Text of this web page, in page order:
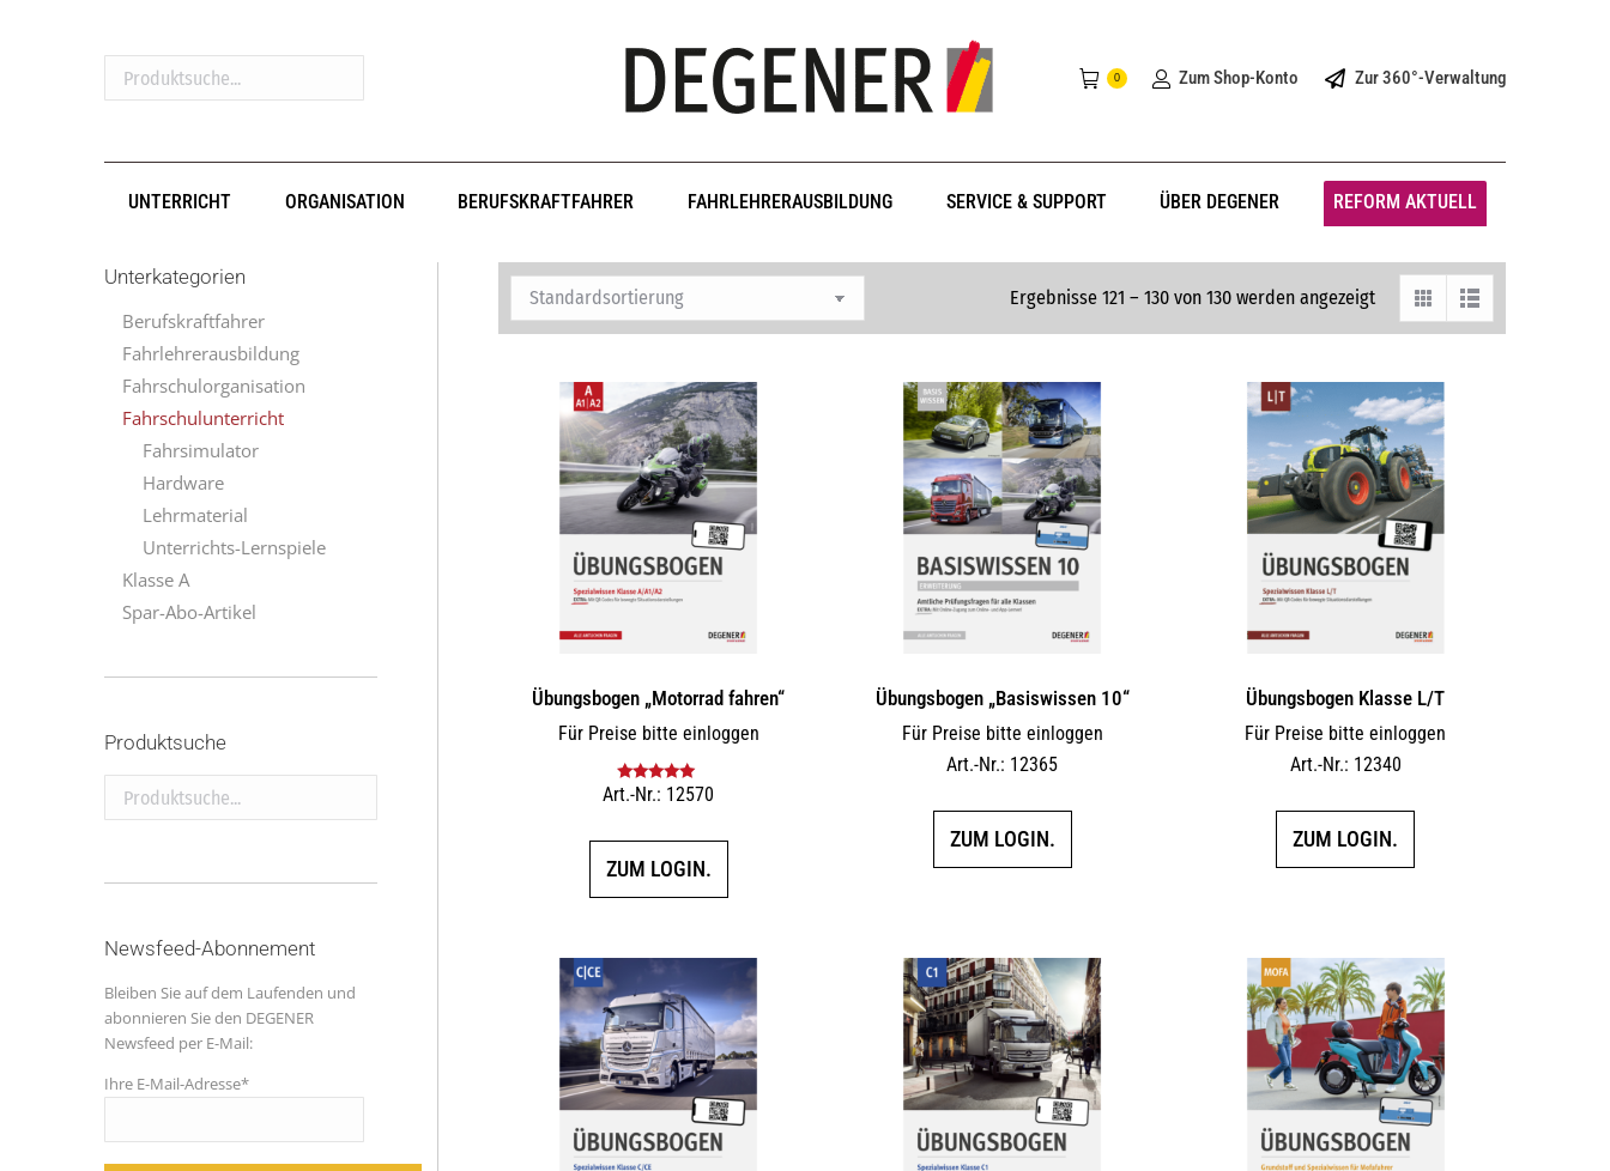
Produktsuche...
0 Zum Shop-Konto Zur 360°-Verwaltung
UNTERRICHT ORGANISATION BERUFSKRAFTFAHRER FAHRLEHRERAUSBILDUNG SERVICE & SUPPORT ÜBER DEGENER REFORM AKTUELL
Ergebnisse 121 – 130 von 130 werden angezeigt
Übungsbogen „Motorrad fahren“
Für Preise bitte einloggen
Bewertet mit
Art.-Nr.: 12570
ZUM LOGIN.
Übungsbogen „Basiswissen 10“
Für Preise bitte einloggen
Art.-Nr.: 12365
ZUM LOGIN.
Übungsbogen Klasse L/T
Für Preise bitte einloggen
Art.-Nr.: 12340
ZUM LOGIN.
Unterkategorien
Berufskraftfahrer
Fahrlehrerausbildung
Fahrschulorganisation
Fahrschulunterricht
Fahrsimulator
Hardware
Lehrmaterial
Unterrichts-Lernspiele
Klasse A
Spar-Abo-Artikel
Produktsuche
Produktsuche...
Newsfeed-Abonnement
Bleiben Sie auf dem Laufenden und
abonnieren Sie den DEGENER
Newsfeed per E-Mail:
Ihre E-Mail-Adresse*